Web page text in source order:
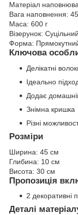
Матеріал
Вага наповнення:
Маса: 600 г
Візерунок: Суцільний
Форма:
Ключова
Делікатні
Ідеально
Додає
Знімна кришка
Різні
Розміри
Ширина: 45 см
Глибина: 10 см
Висота: 30 см
Пропозиція
2 декоративні
Деталі